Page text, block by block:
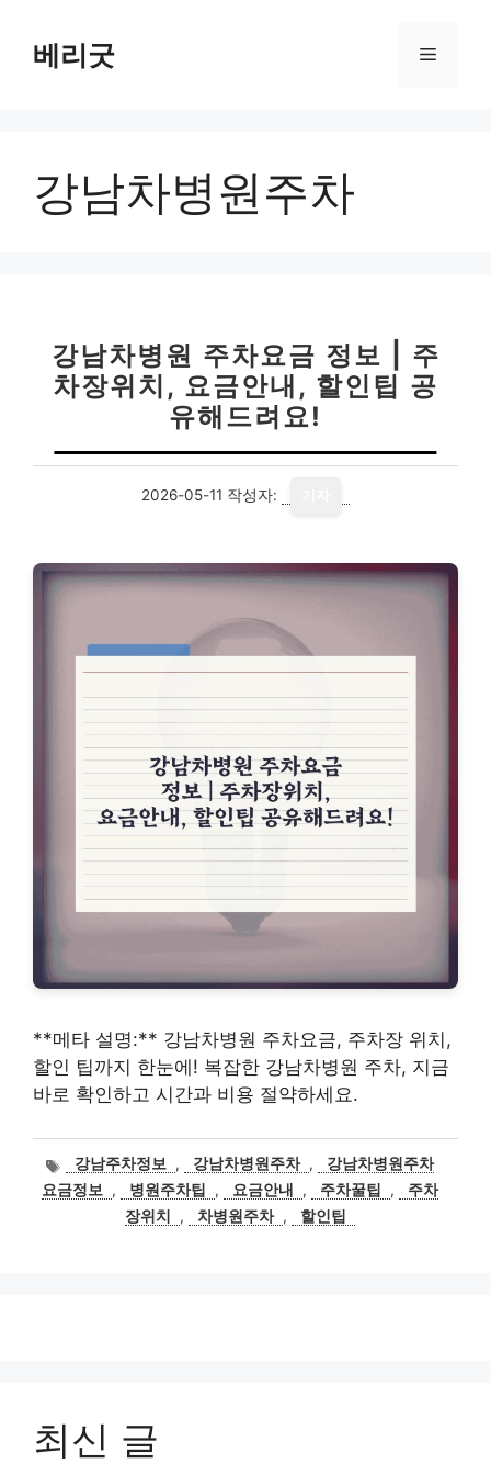
베리굿 메
강남차병원주차
강남차병원 주차요금 정보 | 주
차장위치, 요금안내, 할인팁 공
유해드려요!
2026-05-11 작성자:
**메타 설명:** 강남차병원 주차요금, 주차장 위치,
할인 팁까지 한눈에! 복잡한 강남차병원 주차, 지금
바로 확인하고 시간과 비용 절약하세요.
태
그
강남주차정보 , 강남차병원주차 ,
강남차병원주차
요금정보
, 병원주차팁 , 요금안내 , 주차꿀팁 ,
주차
장위치
, 차병원주차 , 할인팁
최신 글